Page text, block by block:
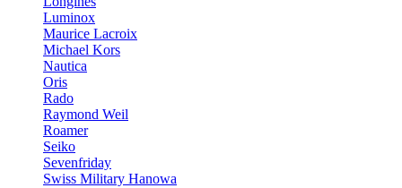
Luminox
Maurice Lacroix
Michael Kors
Nautica
Oris
Rado
Raymond Weil
Roamer
Seiko
Sevenfriday
Swiss Military Hanowa